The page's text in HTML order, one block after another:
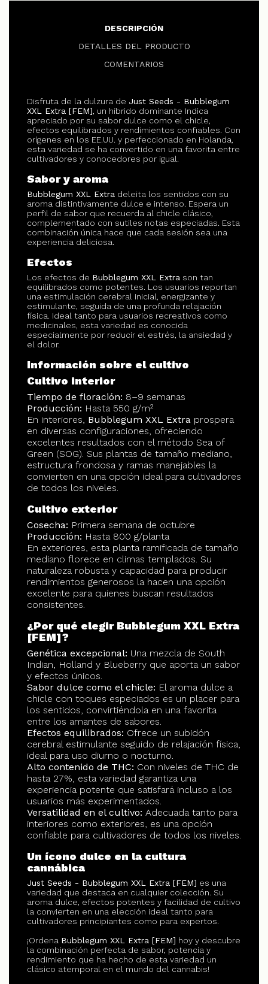
DESCRIPCIÓN
DETALLES DEL PRODUCTO
COMENTARIOS
Disfruta de la dulzura de Just Seeds - Bubblegum
XXL Extra [FEM], un híbrido dominante Indica
apreciado por su sabor dulce como el chicle,
efectos equilibrados y rendimientos confiables. Con
orígenes en los EE.UU. y perfeccionado en Holanda,
esta variedad se ha convertido en una favorita entre
cultivadores y conocedores por igual.
Sabor y aroma
Bubblegum XXL Extra deleita los sentidos con su
aroma distintivamente dulce e intenso. Espera un
perfil de sabor que recuerda al chicle clásico,
complementado con sutiles notas especiadas. Esta
combinación única hace que cada sesión sea una
experiencia deliciosa.
Efectos
Los efectos de Bubblegum XXL Extra son tan
equilibrados como potentes. Los usuarios reportan
una estimulación cerebral inicial, energizante y
estimulante, seguida de una profunda relajación
física. Ideal tanto para usuarios recreativos como
medicinales, esta variedad es conocida
especialmente por reducir el estrés, la ansiedad y
el dolor.
Información sobre el cultivo
Cultivo interior
Tiempo de floración: 8–9 semanas
Producción: Hasta 550 g/m²
En interiores, Bubblegum XXL Extra prospera
en diversas configuraciones, ofreciendo
excelentes resultados con el método Sea of
Green (SOG). Sus plantas de tamaño mediano,
estructura frondosa y ramas manejables la
convierten en una opción ideal para cultivadores
de todos los niveles.
Cultivo exterior
Cosecha: Primera semana de octubre
Producción: Hasta 800 g/planta
En exteriores, esta planta ramificada de tamaño
mediano florece en climas templados. Su
naturaleza robusta y capacidad para producir
rendimientos generosos la hacen una opción
excelente para quienes buscan resultados
consistentes.
¿Por qué elegir Bubblegum XXL Extra
[FEM]?
Genética excepcional: Una mezcla de South
Indian, Holland y Blueberry que aporta un sabor
y efectos únicos.
Sabor dulce como el chicle: El aroma dulce a
chicle con toques especiados es un placer para
los sentidos, convirtiéndola en una favorita
entre los amantes de sabores.
Efectos equilibrados: Ofrece un subidón
cerebral estimulante seguido de relajación física,
ideal para uso diurno o nocturno.
Alto contenido de THC: Con niveles de THC de
hasta 27%, esta variedad garantiza una
experiencia potente que satisfará incluso a los
usuarios más experimentados.
Versatilidad en el cultivo: Adecuada tanto para
interiores como exteriores, es una opción
confiable para cultivadores de todos los niveles.
Un ícono dulce en la cultura
cannábica
Just Seeds - Bubblegum XXL Extra [FEM] es una
variedad que destaca en cualquier colección. Su
aroma dulce, efectos potentes y facilidad de cultivo
la convierten en una elección ideal tanto para
cultivadores principiantes como para expertos.
¡Ordena Bubblegum XXL Extra [FEM] hoy y descubre
la combinación perfecta de sabor, potencia y
rendimiento que ha hecho de esta variedad un
clásico atemporal en el mundo del cannabis!